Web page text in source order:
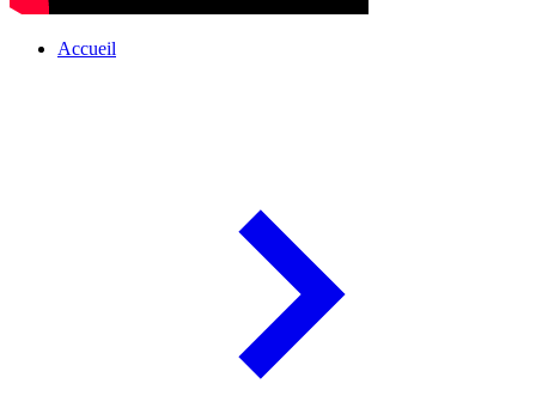
Accueil